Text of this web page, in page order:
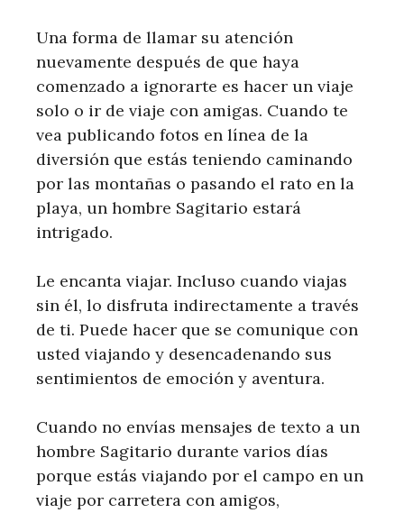
Una forma de llamar su atención
nuevamente después de que haya
comenzado a ignorarte es hacer un viaje
solo o ir de viaje con amigas. Cuando te
vea publicando fotos en línea de la
diversión que estás teniendo caminando
por las montañas o pasando el rato en la
playa, un hombre Sagitario estará
intrigado.
Le encanta viajar. Incluso cuando viajas
sin él, lo disfruta indirectamente a través
de ti. Puede hacer que se comunique con
usted viajando y desencadenando sus
sentimientos de emoción y aventura.
Cuando no envías mensajes de texto a un
hombre Sagitario durante varios días
porque estás viajando por el campo en un
viaje por carretera con amigos,